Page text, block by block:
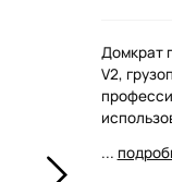
Домкрат
V2,
...